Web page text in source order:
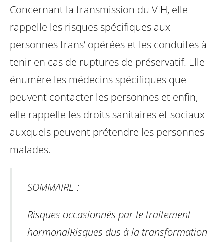
Concernant la transmission du VIH, elle
rappelle les risques spécifiques aux
personnes trans’ opérées et les conduites à
tenir en cas de ruptures de préservatif. Elle
énumère les médecins spécifiques que
peuvent contacter les personnes et enfin,
elle rappelle les droits sanitaires et sociaux
auxquels peuvent prétendre les personnes
malades.
SOMMAIRE :
Risques occasionnés par le traitement
hormonalRisques dus à la transformation